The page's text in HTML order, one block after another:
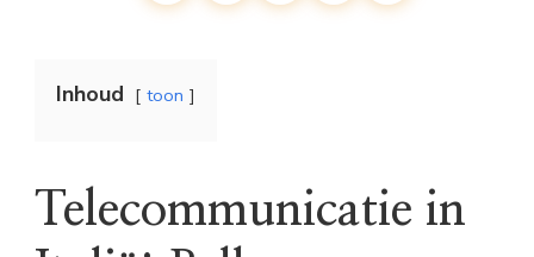
Inhoud toon
Telecommunicatie in